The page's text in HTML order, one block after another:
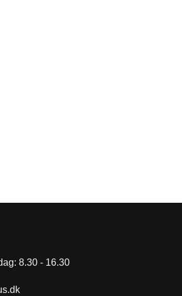
8.30 - 16.30